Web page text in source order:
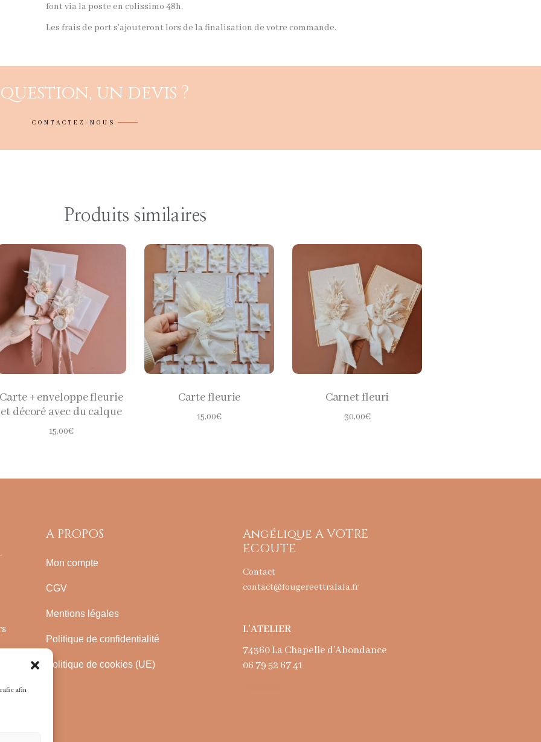
afin
font via la poste en colissimo 48h.
Les frais de port s’ajouteront lors de la finalisation de votre commande.
un devis ?
CONTACTEZ-NOUS
Produits similaires
CHOISIR LES
OPTIONS
Carte + enveloppe fleurie
et décoré avec du calque
15,00€
CHOISIR LES
OPTIONS
Carte fleurie
15,00€
CHOISIR LES
OPTIONS
Carnet fleuri
30,00€
A PROPOS
Mon compte
CGV
Mentions légales
Politique de confidentialité
Politique de cookies (UE)
Angélique A VOTRE
ECOUTE
Contact
contact@fougereettralala.fr
L’ATELIER
74360 La Chapelle d’Abondance
06 79 52 67 41